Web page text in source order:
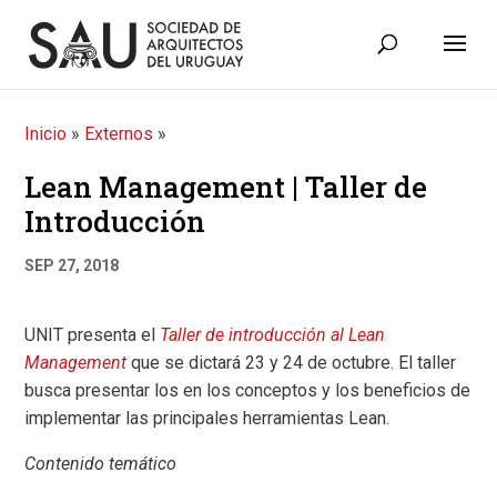
Inicio » Externos »
Lean Management | Taller de
Introducción
SEP 27, 2018
UNIT presenta el Taller de introducción al Lean
Management que se dictará 23 y 24 de octubre. El taller
busca presentar los en los conceptos y los beneficios de
implementar las principales herramientas Lean.
Contenido temático